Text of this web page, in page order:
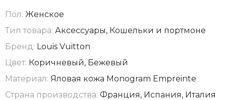
Пол: Женское
Тип товара: Аксессуары, Кошельки и портмоне
Бренд: Louis Vuitton
Цвет: Коричневый, Бежевый
Материал: Яловая кожа Monogram Empreinte
Страна производства: Франция, Испания, Италия